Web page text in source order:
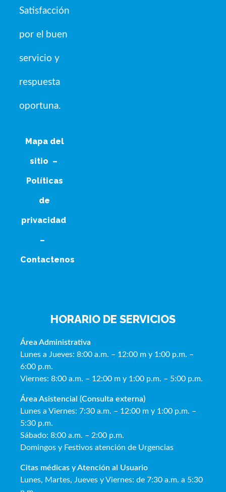
Satisfacción
por el buen
servicio y
respuesta
oportuna.
Mapa del
sitio –
Políticas
de
privacidad
–
Contactenos
HORARIO DE SERVICIOS
Área Administrativa
Lunes a Jueves: 8:00 a.m. – 12:00 m y 1:00 p.m. –
6:00 p.m.
Viernes: 8:00 a.m. – 12:00 m y 1:00 p.m. – 5:00 p.m.
Área Asistencial (Consulta externa)
Lunes a Viernes: 7:30 a.m. – 12:00 m y 1:00 p.m. –
5:30 p.m.
Sábado: 8:00 a.m. – 2:00 p.m.
Domingos y Festivos atención de Urgencias
Citas médicas y Atención al Usuario
Lunes, Martes, Jueves y Viernes: de 7:30 a.m. a 5:30